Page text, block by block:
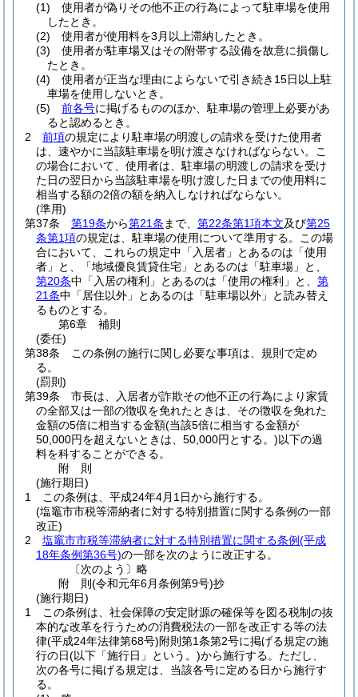
(1)
使用者が偽りその他不正の行為によって駐車場を使用
したとき。
(2)
使用者が使用料を3月以上滞納したとき。
(3)
使用者が駐車場又はその附帯する設備を故意に損傷し
たとき。
(4)
使用者が正当な理由によらないで引き続き15日以上駐
車場を使用しないとき。
(5)
前各号に掲げるもののほか、駐車場の管理上必要があ
ると認めるとき。
2
前項の規定により駐車場の明渡しの請求を受けた使用者
は、速やかに当該駐車場を明け渡さなければならない。
こ
の場合において、使用者は、駐車場の明渡しの請求を受け
た日の翌日から当該駐車場を明け渡した日までの使用料に
相当する額の2倍の額を納入しなければならない。
(準用)
第37条
第19条から第21条 まで、 第22条第1項本文及び第25
条第1項の規定は、駐車場の使用について準用する。
この場
合において、これらの規定中「入居者」とあるのは「使用
者」と、「地域優良賃貸住宅」とあるのは「駐車場」と、
第20条中「入居の権利」とあるのは「使用の権利」と、 第
21条中「居住以外」とあるのは「駐車場以外」と読み替え
るものとする。
第6章
補則
(委任)
第38条
この条例の施行に関し必要な事項は、規則で定め
る。
(罰則)
第39条
市長は、入居者が詐欺その他不正の行為により家賃
の全部又は一部の徴収を免れたときは、その徴収を免れた
金額の5倍に相当する金額(当該5倍に相当する金額が
50,000円を超えないときは、50,000円とする。)以下の過
料を科することができる。
附 則
(施行期日)
1
この条例は、平成24年4月1日から施行する。
(塩竈市市税等滞納者に対する特別措置に関する条例の一部
改正)
2
塩竈市市税等滞納者に対する特別措置に関する条例(平成
18年条例第36号)の一部を次のように改正する。
〔次のよう〕略
附 則(令和元年6月条例第9号)抄
(施行期日)
1
この条例は、社会保障の安定財源の確保等を図る税制の抜
本的な改革を行うための消費税法の一部を改正する等の法
律(平成24年法律第68号)附則第1条第2号に掲げる規定の施
行の日(以下「施行日」という。)から施行する。 ただし、
次の各号に掲げる規定は、当該各号に定める日から施行す
る。